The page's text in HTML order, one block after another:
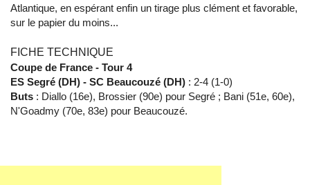
Atlantique, en espérant enfin un tirage plus clément et favorable,
sur le papier du moins...
FICHE TECHNIQUE
Coupe de France - Tour 4
ES Segré (DH) - SC Beaucouzé (DH) : 2-4 (1-0)
Buts : Diallo (16e), Brossier (90e) pour Segré ; Bani (51e, 60e),
N'Goadmy (70e, 83e) pour Beaucouzé.